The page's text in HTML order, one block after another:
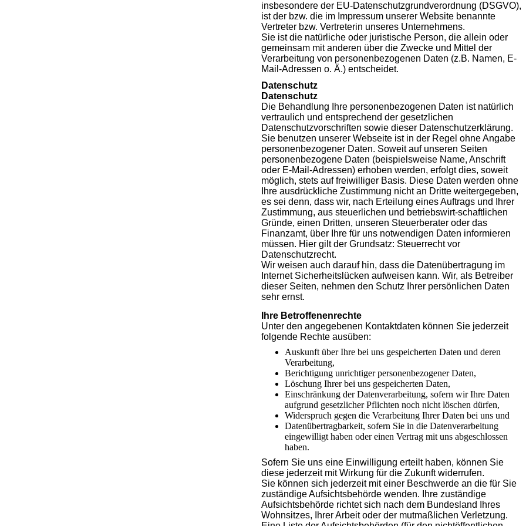
insbesondere der EU-Datenschutzgrundverordnung (DSGVO),
ist der bzw. die im Impressum unserer Website benannte
Vertreter bzw. Vertreterin unseres Unternehmens.
Sie ist die natürliche oder juristische Person, die allein oder
gemeinsam mit anderen über die Zwecke und Mittel der
Verarbeitung von personenbezogenen Daten (z.B. Namen, E-
Mail-Adressen o. Ä.) entscheidet.
Datenschutz
Datenschutz
Die Behandlung Ihre personenbezogenen Daten ist natürlich
vertraulich und entsprechend der gesetzlichen
Datenschutzvorschriften sowie dieser Datenschutzerklärung.
Sie benutzen unserer Webseite ist in der Regel ohne Angabe
personenbezogener Daten. Soweit auf unseren Seiten
personenbezogene Daten (beispielsweise Name, Anschrift
oder E-Mail-Adressen) erhoben werden, erfolgt dies, soweit
möglich, stets auf freiwilliger Basis. Diese Daten werden ohne
Ihre ausdrückliche Zustimmung nicht an Dritte weitergegeben,
es sei denn, dass wir, nach Erteilung eines Auftrags und Ihrer
Zustimmung, aus steuerlichen und betriebswirt-schaftlichen
Gründe, einen Dritten, unseren Steuerberater oder das
Finanzamt, über Ihre für uns notwendigen Daten informieren
müssen. Hier gilt der Grundsatz: Steuerrecht vor
Datenschutzrecht.
Wir weisen auch darauf hin, dass die Datenübertragung im
Internet Sicherheitslücken aufweisen kann. Wir, als Betreiber
dieser Seiten, nehmen den Schutz Ihrer persönlichen Daten
sehr ernst.
Ihre Betroffenenrechte
Unter den angegebenen Kontaktdaten können Sie jederzeit
folgende Rechte ausüben:
Auskunft über Ihre bei uns gespeicherten Daten und deren
Verarbeitung,
Berichtigung unrichtiger personenbezogener Daten,
Löschung Ihrer bei uns gespeicherten Daten,
Einschränkung der Datenverarbeitung, sofern wir Ihre Daten
aufgrund gesetzlicher Pflichten noch nicht löschen dürfen,
Widerspruch gegen die Verarbeitung Ihrer Daten bei uns und
Datenübertragbarkeit, sofern Sie in die Datenverarbeitung
eingewilligt haben oder einen Vertrag mit uns abgeschlossen
haben.
Sofern Sie uns eine Einwilligung erteilt haben, können Sie
diese jederzeit mit Wirkung für die Zukunft widerrufen.
Sie können sich jederzeit mit einer Beschwerde an die für Sie
zuständige Aufsichtsbehörde wenden. Ihre zuständige
Aufsichtsbehörde richtet sich nach dem Bundesland Ihres
Wohnsitzes, Ihrer Arbeit oder der mutmaßlichen Verletzung.